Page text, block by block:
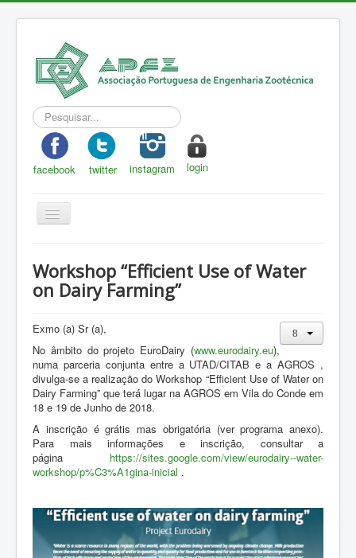
Pesquisar...
facebook twitter instagram login
Toggle
Navigation
A Zootecnia
Eventos
ZOOTEC
RPZ
Loja
Contactos
Sócios
Workshop “Efficient Use of Water
on Dairy Farming”
Exmo (a) Sr (a),
No âmbito do projeto EuroDairy (www.eurodairy.eu),
numa parceria conjunta entre a UTAD/CITAB e a AGROS ,
divulga-se a realização do Workshop “Efficient Use of Water on
Dairy Farming” que terá lugar na AGROS em Vila do Conde em
18 e 19 de Junho de 2018.
A inscrição é grátis mas obrigatória (ver programa anexo).
Para mais informações e inscrição, consultar a
página https://sites.google.com/view/eurodairy--water-
workshop/p%C3%A1gina-inicial .